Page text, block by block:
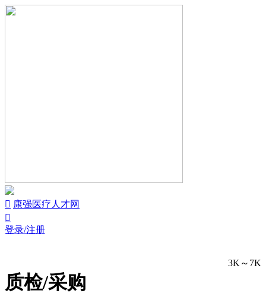
 康强医疗人才网

登录/注册
质检/采购
3K～7K